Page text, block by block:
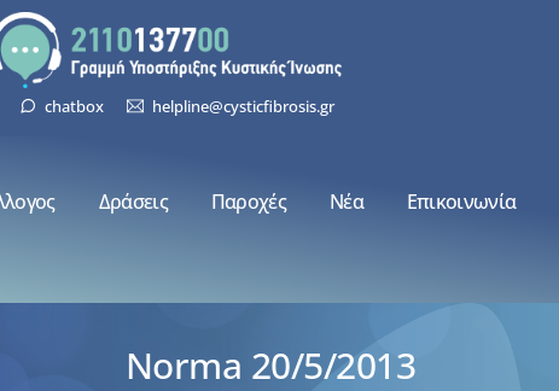
chatbox helpline@cysticfibrosis.gr
Δράσεις Παροχές Νέα Επικοινωνία
Norma 20/5/2013